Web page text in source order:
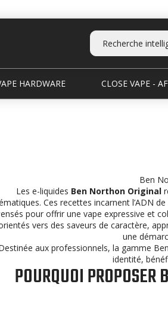
HARDWARE CLOSE VAPE -
Ben
Les e-liquides Ben Northon Original
Ces recettes incarnent l’ADN
pour offrir une vape expressive et
vers des saveurs de caractère,
une
aux professionnels, la gamme
identité,
POURQUOI